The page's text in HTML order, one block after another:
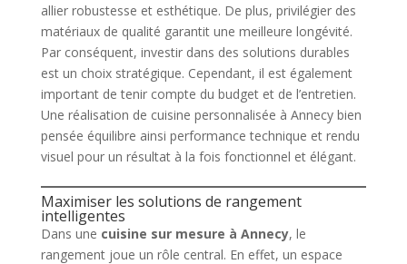
allier robustesse et esthétique. De plus, privilégier des
matériaux de qualité garantit une meilleure longévité.
Par conséquent, investir dans des solutions durables
est un choix stratégique. Cependant, il est également
important de tenir compte du budget et de l’entretien.
Une réalisation de cuisine personnalisée à Annecy bien
pensée équilibre ainsi performance technique et rendu
visuel pour un résultat à la fois fonctionnel et élégant.
Maximiser les solutions de rangement
intelligentes
Dans une cuisine sur mesure à Annecy, le
rangement joue un rôle central. En effet, un espace